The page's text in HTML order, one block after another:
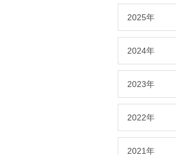
2025年
2024年
2023年
2022年
2021年